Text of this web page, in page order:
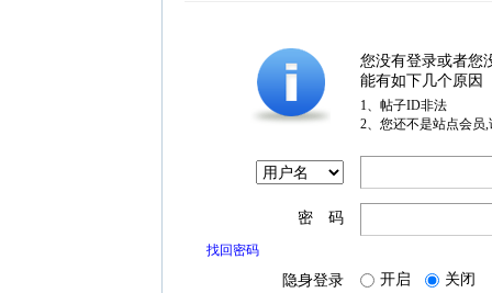
您没有登录或者您
能有如下几个原因
1、帖子ID非法
2、您还不是站点会员
密 码
找回密码
隐身登录 开启 关闭